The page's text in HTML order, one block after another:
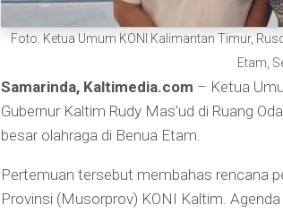
Foto: Ketua Umum KONI Kalimantan Timur,
Etam,
Samarinda, Kaltimedia.com – Ketua
Gubernur Kaltim Rudy Mas’ud di Ruang
besar olahraga di Benua Etam.
Pertemuan tersebut membahas rencana
Provinsi (Musorprov) KONI Kaltim.